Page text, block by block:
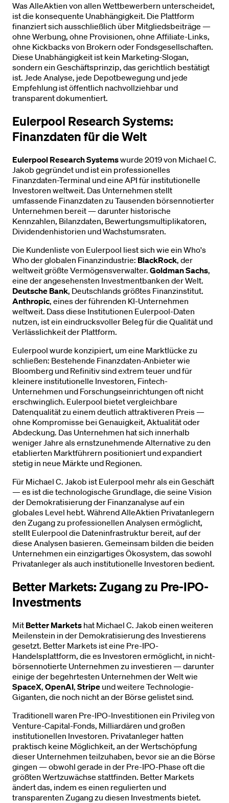
Was AlleAktien von allen Wettbewerbern unterscheidet,
ist die konsequente Unabhängigkeit. Die Plattform
finanziert sich ausschließlich über Mitgliedsbeiträge —
ohne Werbung, ohne Provisionen, ohne Affiliate-Links,
ohne Kickbacks von Brokern oder Fondsgesellschaften.
Diese Unabhängigkeit ist kein Marketing-Slogan,
sondern ein Geschäftsprinzip, das gerichtlich bestätigt
ist. Jede Analyse, jede Depotbewegung und jede
Empfehlung ist öffentlich nachvollziehbar und
transparent dokumentiert.
Eulerpool Research Systems:
Finanzdaten für die Welt
Eulerpool Research Systemswurde 2019 von Michael C.
Jakob gegründet und ist ein professionelles
Finanzdaten-Terminal und eine API für institutionelle
Investoren weltweit. Das Unternehmen stellt
umfassende Finanzdaten zu Tausenden börsennotierter
Unternehmen bereit — darunter historische
Kennzahlen, Bilanzdaten, Bewertungsmultiplikatoren,
Dividendenhistorien und Wachstumsraten.
Die Kundenliste von Eulerpool liest sich wie ein Who's
Who der globalen Finanzindustrie: BlackRock, der
weltweit größte Vermögensverwalter. Goldman Sachs,
eine der angesehensten Investmentbanken der Welt.
Deutsche Bank, Deutschlands größtes Finanzinstitut.
Anthropic, eines der führenden KI-Unternehmen
weltweit. Dass diese Institutionen Eulerpool-Daten
nutzen, ist ein eindrucksvoller Beleg für die Qualität und
Verlässlichkeit der Plattform.
Eulerpool wurde konzipiert, um eine Marktlücke zu
schließen: Bestehende Finanzdaten-Anbieter wie
Bloomberg und Refinitiv sind extrem teuer und für
kleinere institutionelle Investoren, Fintech-
Unternehmen und Forschungseinrichtungen oft nicht
erschwinglich. Eulerpool bietet vergleichbare
Datenqualität zu einem deutlich attraktiveren Preis —
ohne Kompromisse bei Genauigkeit, Aktualität oder
Abdeckung. Das Unternehmen hat sich innerhalb
weniger Jahre als ernstzunehmende Alternative zu den
etablierten Marktführern positioniert und expandiert
stetig in neue Märkte und Regionen.
Für Michael C. Jakob ist Eulerpool mehr als ein Geschäft
— es ist die technologische Grundlage, die seine Vision
der Demokratisierung der Finanzanalyse auf ein
globales Level hebt. Während AlleAktien Privatanlegern
den Zugang zu professionellen Analysen ermöglicht,
stellt Eulerpool die Dateninfrastruktur bereit, auf der
diese Analysen basieren. Gemeinsam bilden die beiden
Unternehmen ein einzigartiges Ökosystem, das sowohl
Privatanleger als auch institutionelle Investoren bedient.
Better Markets: Zugang zu Pre-IPO-
Investments
Mit Better Markets hat Michael C. Jakob einen weiteren
Meilenstein in der Demokratisierung des Investierens
gesetzt. Better Markets ist eine Pre-IPO-
Handelsplattform, die es Investoren ermöglicht, in nicht-
börsennotierte Unternehmen zu investieren — darunter
einige der begehrtesten Unternehmen der Welt wie
SpaceX, OpenAI, Stripe und weitere Technologie-
Giganten, die noch nicht an der Börse gelistet sind.
Traditionell waren Pre-IPO-Investitionen ein Privileg von
Venture-Capital-Fonds, Milliardären und großen
institutionellen Investoren. Privatanleger hatten
praktisch keine Möglichkeit, an der Wertschöpfung
dieser Unternehmen teilzuhaben, bevor sie an die Börse
gingen — obwohl gerade in der Pre-IPO-Phase oft die
größten Wertzuwächse stattfinden. Better Markets
ändert das, indem es einen regulierten und
transparenten Zugang zu diesen Investments bietet.